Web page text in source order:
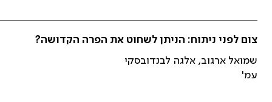
צום לפני ניתוח: הניתן לשחוט את הפרה הקדושה?
שמואל ארגוב, אלגה לבנדובסקי
עמ'